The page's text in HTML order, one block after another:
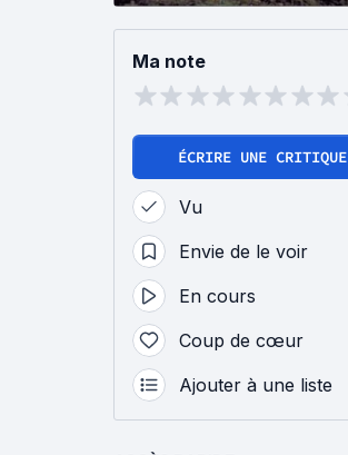
Ma note
ÉCRIRE UNE CRITIQUE
Vu
Envie de le voir
En cours
Coup de cœur
Ajouter à une liste